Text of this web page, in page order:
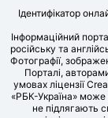
Ідентифікатор
Інформаційний
російську та
Фотографії,
Порталі,
умовах ліцензії
«РБК-Україна» може
не підлягають